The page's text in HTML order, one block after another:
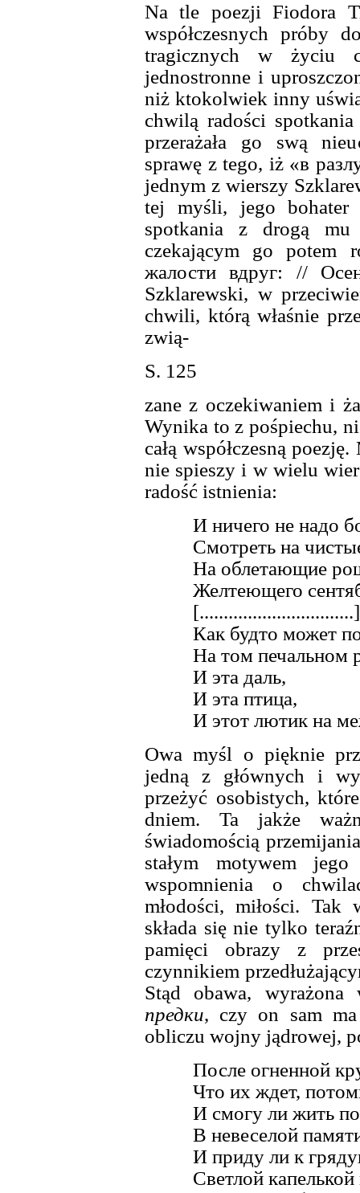
Na tle poezji Fiodora
współczesnych próby
tragicznych w życiu
jednostronne i
niż ktokolwiek inny
chwilą radości spotkania
przerażała go swą
sprawę z tego, iż «в
jednym z wierszy
tej myśli, jego bohater
spotkania z drogą
czekającym go potem
жалости вдруг: //
Szklarewski, w
chwili, którą właśnie
zwią-
S. 125
zane z oczekiwaniem i
Wynika to z pośpiechu,
całą współczesną
nie spieszy i w wielu
radość istnienia:
И ничего не надо
Смотреть на
На облетающие
Желтеющего
[................................]
Как будто может
На том печальном
И эта даль,
И эта птица,
И этот лютик на
Owa myśl o pięknie
jedną z głównych i
przeżyć osobistych,
dniem. Ta jakże
świadomością
stałym motywem
wspomnienia o
młodości, miłości.
składa się nie tylko
pamięci obrazy z
czynnikiem
Stąd obawa,
предки, czy on sam ma
obliczu wojny jądrowej,
После огненной
Что их ждет,
И смогу ли жить
В невеселой
И приду ли к
Светлой капелькой